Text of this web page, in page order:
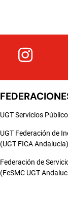
UGT Servicios
UGT Federación de
(UGT FICA Andalucía)
Federación de
(FeSMC UGT